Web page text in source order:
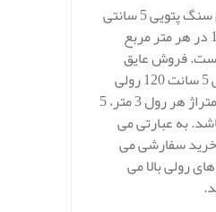
قیمت عایق پشم سنگ پتویی 5 سانتی
متر دانسیته 120 در هر متر مربع
است. فروش عایق
پشم سنگ پتویی 5 سانت 120 رولی
انجام می شود و متراژ هر رول 3 متر، 5
باشد. به عبارتی می
سفارشی می
رولی بالا می